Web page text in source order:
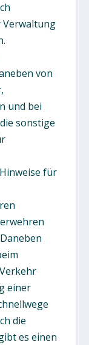
Verwaltung
von
und bei
sonstige
für
einer
die
es einen